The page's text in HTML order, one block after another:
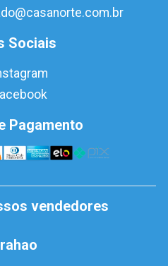
Sociais
Pagamento
vendedores